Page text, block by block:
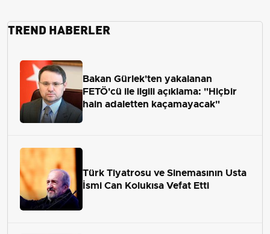
TREND HABERLER
Bakan Gürlek'ten yakalanan
FETÖ'cü ile ilgili açıklama: "Hiçbir
hain adaletten kaçamayacak"
Türk Tiyatrosu ve Sinemasının Usta
İsmi Can Kolukısa Vefat Etti